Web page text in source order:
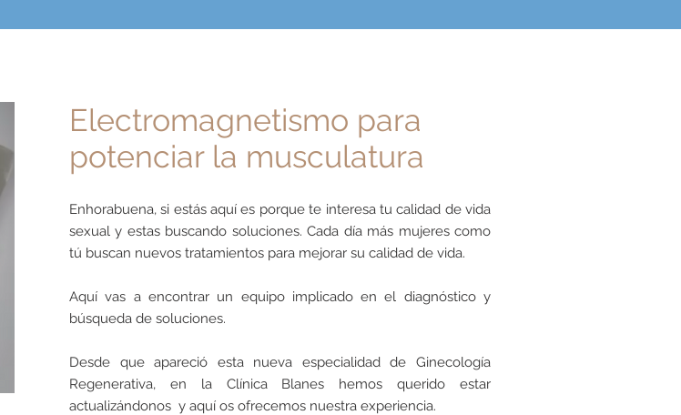
Electromagnetismo para
potenciar la musculatura
Enhorabuena, si estás aquí es porque te interesa tu calidad de vida
sexual y estas buscando soluciones. Cada día más mujeres como
tú buscan nuevos tratamientos para mejorar su calidad de vida.
Aquí vas a encontrar un equipo implicado en el diagnóstico y
búsqueda de soluciones.
Desde que apareció esta nueva especialidad de Ginecología
Regenerativa, en la Clínica Blanes hemos querido estar
actualizándonos y aquí os ofrecemos nuestra experiencia.